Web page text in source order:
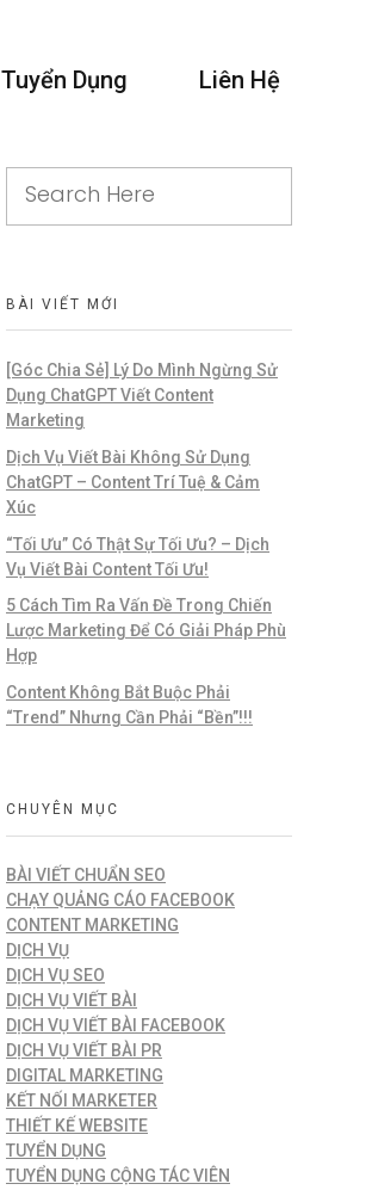
Tuyển Dụng Liên Hệ
BÀI VIẾT MỚI
[Góc Chia Sẻ] Lý Do Mình Ngừng Sử
Dụng ChatGPT Viết Content
Marketing
Dịch Vụ Viết Bài Không Sử Dụng
ChatGPT – Content Trí Tuệ & Cảm
Xúc
“Tối Ưu” Có Thật Sự Tối Ưu? – Dịch
Vụ Viết Bài Content Tối Ưu!
5 Cách Tìm Ra Vấn Đề Trong Chiến
Lược Marketing Để Có Giải Pháp Phù
Hợp
Content Không Bắt Buộc Phải
“Trend” Nhưng Cần Phải “Bền”!!!
CHUYÊN MỤC
BÀI VIẾT CHUẨN SEO
CHẠY QUẢNG CÁO FACEBOOK
CONTENT MARKETING
DỊCH VỤ
DỊCH VỤ SEO
DỊCH VỤ VIẾT BÀI
DỊCH VỤ VIẾT BÀI FACEBOOK
DỊCH VỤ VIẾT BÀI PR
DIGITAL MARKETING
KẾT NỐI MARKETER
THIẾT KẾ WEBSITE
TUYỂN DỤNG
TUYỂN DỤNG CỘNG TÁC VIÊN